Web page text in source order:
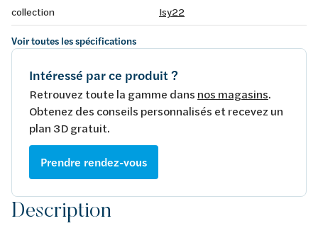
collection
Isy22
Voir toutes les spécifications
Intéressé par ce produit ?
Retrouvez toute la gamme dans nos magasins.
Obtenez des conseils personnalisés et recevez un
plan 3D gratuit.
Prendre rendez-vous
Description